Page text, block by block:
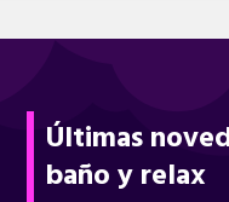
Últimas
baño y relax